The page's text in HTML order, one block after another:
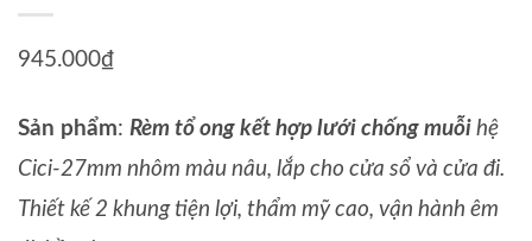
945.000₫
Sản phẩm: Rèm tổ ong kết hợp lưới chống muỗi hệ
Cici-27mm nhôm màu nâu, lắp cho cửa sổ và cửa đi.
Thiết kế 2 khung tiện lợi, thẩm mỹ cao, vận hành êm